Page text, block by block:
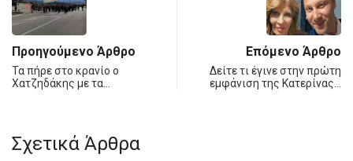
Προηγούμενο Άρθρο
Τα πήρε στο κρανίο ο
Χατζηδάκης με τα…
Επόμενο Άρθρο
Δείτε τι έγινε στην πρώτη
εμφάνιση της Κατερίνας…
Σχετικά Άρθρα